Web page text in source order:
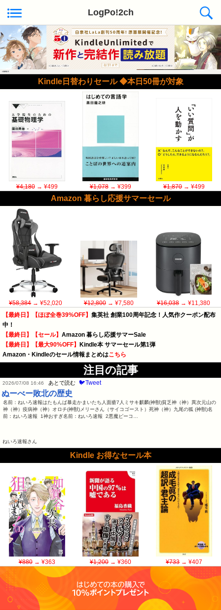
LogPo!2ch
Kindle日替わりセール ◆本日50冊が対象
¥4,180→ ¥499 ¥1,078→ ¥399 ¥1,870→ ¥499
Amazon 暮らし応援サマーセール
¥58,384→ ¥52,020 ¥12,800→ ¥7,580 ¥16,038→ ¥11,380
【最終日】【ほぼ全巻39%OFF】 集英社 創業100周年記念！人気作クーポン配布
中！
【最終日】【セール】 Amazon 暮らし応援サマーSale
【最終日】【最大90%OFF】
Kindle本 サマーセール第1弾
Amazon・Kindleのセール情報まとめはこちら
注目の記事
2026/07/08 16:46 あとで読む 🐦Tweet
ぬーべー敗北の歴史
名前：ねいろ速報はたもんば暴走かまいたち人面瘡7人ミサキ麒麟(神獣)貧乏神（神）異次元山の
神（神）疫病神（神）オロチ(神獣)メリーさん（サイコゴースト）死神（神）九尾の狐 (神獣)名
前：ねいろ速報 1神おすぎ名前：ねいろ速報 2悪魔ピーコ…
ねいろ速報さん
Kindle お得なセール本
¥880→ ¥363 ¥1,200→ ¥360 ¥733→ ¥407